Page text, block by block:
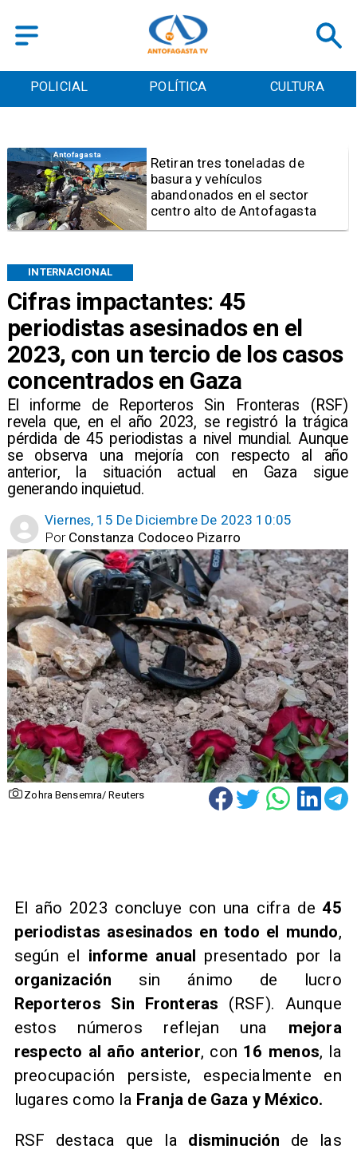
POLICIAL POLÍTICA CULTURA
Cifras impactantes: 45
periodistas asesinados en el
2023, con un tercio de los casos
concentrados en Gaza
El informe de Reporteros Sin Fronteras (RSF)
revela que, en el año 2023, se registró la trágica
pérdida de 45 periodistas a nivel mundial. Aunque
se observa una mejoría con respecto al año
anterior, la situación actual en Gaza sigue
generando inquietud.
INTERNACIONAL
Viernes, 15 De Diciembre De 2023 10:05
Constanza Codoceo Pizarro
Por
Zohra Bensemra/ Reuters
Salud
Bajo el estándar: Hospitales de
Antofagasta y Calama no
cumplen con indicadores de
gestión del Minsal
​El año 2023 concluye con una cifra de 45
periodistas asesinados en todo el mundo,
según el informe anual presentado por la
organización sin ánimo de lucro
Reporteros Sin Fronteras (RSF). Aunque
estos números reflejan una mejora
respecto al año anterior, con 16 menos, la
preocupación persiste, especialmente en
lugares como la Franja de Gaza y México.
​RSF destaca que la disminución de las